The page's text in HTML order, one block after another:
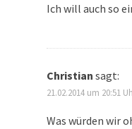
Ich will auch so
Christian sagt:
21.02.2014 um 20:51
Was würden wir